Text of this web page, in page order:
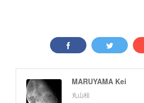
MARUYAMA Kei
丸山桂